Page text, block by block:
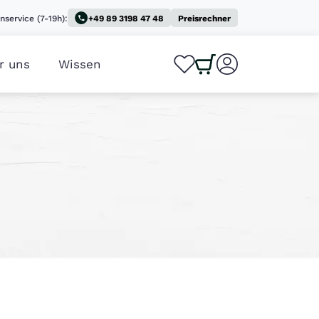
(7-19h): +49 89 3198 47 48 Preisrechner
uns Wissen 0